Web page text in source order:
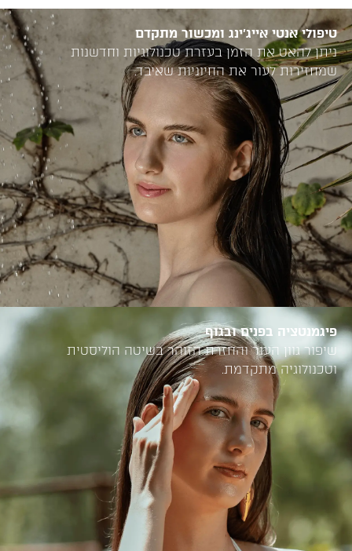
טיפולי אנטי אייג'ינג ומכשור מתקדם
ניתן להאט את הזמן בעזרת טכנולוגיות וחדשנות
שמחזירות לעור את החיוניות שאיבד.
פיגמנטציה בפנים ובגוף
שיפור גוון העור והחזרת הזוהר בשיטה הוליסטית
וטכנולוגיה מתקדמת.